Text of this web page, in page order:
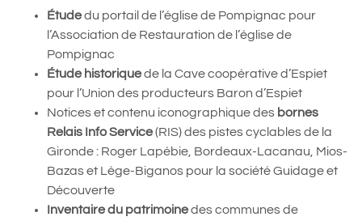
Étudedu portail de l’église de Pompignac pour
l’Association de Restauration de l’église de
Pompignac
Étude historiquede la Cave coopérative d’Espiet
pour l’Union des producteurs Baron d’Espiet
Notices et contenu iconographique des bornes
Relais Info Service(RIS) des pistes cyclables de la
Gironde : Roger Lapébie, Bordeaux-Lacanau, Mios-
Bazas et Lège-Biganos pour la société Guidage et
Découverte
Inventaire du patrimoinedes communes de